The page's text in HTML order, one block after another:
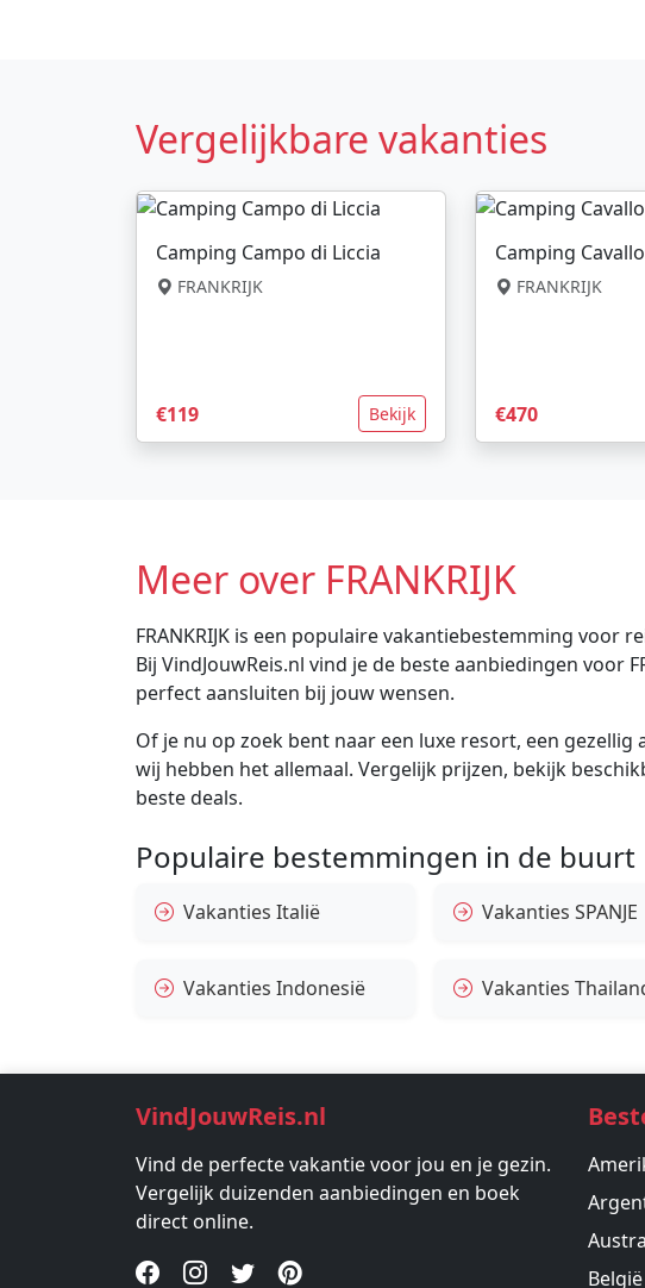
Vergelijkbare vakanties
Camping Campo di Liccia
FRANKRIJK
€119 Bekijk
Camping
FRANKRIJK
€470
Meer over FRANKRIJK
FRANKRIJK is een populaire vakantiebestemming voor
Bij VindJouwReis.nl vind je de beste aanbiedingen voor
perfect aansluiten bij jouw wensen.
Of je nu op zoek bent naar een luxe resort, een
wij hebben het allemaal. Vergelijk prijzen, bekijk
beste deals.
Populaire bestemmingen in de buurt
Vakanties Italië Vakanties SPANJE
Vakanties Indonesië Vakanties
VindJouwReis.nl
Vind de perfecte vakantie voor jou en je gezin.
Vergelijk duizenden aanbiedingen en boek
direct online.
België